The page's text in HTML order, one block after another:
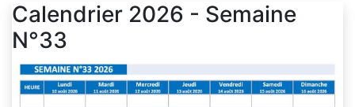
Calendrier 2026 - Semaine
N°33